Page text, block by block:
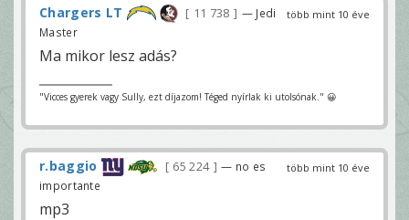
több mint 10 éve
Chargers LT 11 738
— Jedi
Master
Ma mikor lesz adás?
"Vicces gyerek vagy Sully, ezt díjazom! Téged nyírlak ki utolsónak." 😀
több mint 10 éve
r.baggio 65 224
— no es
importante
mp3